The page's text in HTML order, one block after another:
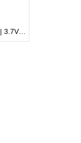
3400mAh/12.58Wh | 3.7V | Li-ion ...